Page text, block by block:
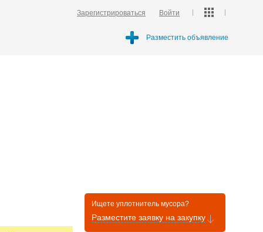
Зарегистрироваться Войти
Разместить объявление
Ищете уплотнитель мусора?
Разместите заявку на закупку